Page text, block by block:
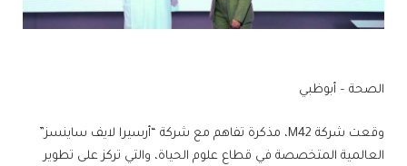
الصحة – أبوظبي
وقعت شركة M42، مذكرة تفاهم مع شركة “أرسيرا لايف ساينسز”
العالمية المتخصصة في قطاع علوم الحياة، والتي تركز على تطوير